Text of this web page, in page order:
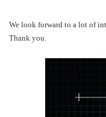
We look forward to a lot of
Thank you.